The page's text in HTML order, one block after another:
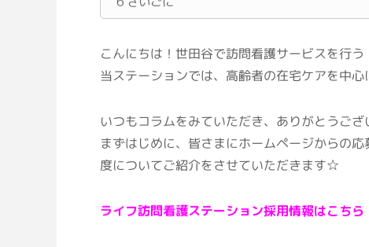
こんにちは！世田谷で訪問看護サービスを行
当ステーションでは、高齢者の在宅ケアを中心
いつもコラムをみていただき、ありがとうござ
まずはじめに、皆さまにホームページからの
度についてご紹介をさせていただきます☆
ライフ訪問看護ステーション採用情報はこちら